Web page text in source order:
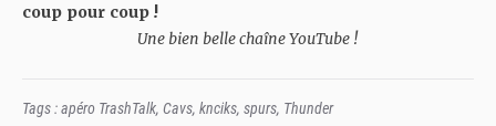
coup pour coup !
Une bien belle chaîne YouTube !
Tags :apéro TrashTalk, Cavs, knciks, spurs, Thunder